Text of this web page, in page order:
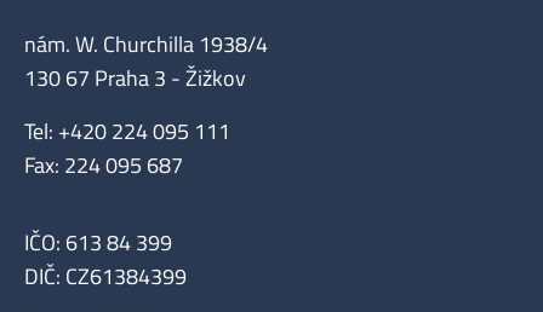
nám. W. Churchilla 1938/4
130 67 Praha 3 - Žižkov
Tel: +420 224 095 111
Fax: 224 095 687
IČO: 613 84 399
DIČ: CZ61384399